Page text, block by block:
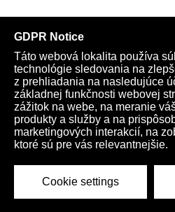
Telegram Youtube
Obchod
TV Kardio
Všeobecné podmienky
+421 908 936 277